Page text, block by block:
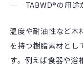
― TABWD®の用途
温度や耐油性など木
を持つ樹脂素材とし
す。例えば食器や浴